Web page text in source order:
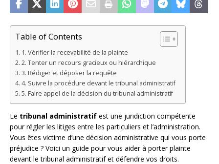
Table of Contents
1. Vérifier la recevabilité de la plainte
2. Tenter un recours gracieux ou hiérarchique
3. Rédiger et déposer la requête
4. Suivre la procédure devant le tribunal administratif
5. Faire appel de la décision du tribunal administratif
Le tribunal administratif est une juridiction compétente
pour régler les litiges entre les particuliers et l’administration.
Vous êtes victime d’une décision administrative qui vous porte
préjudice ? Voici un guide pour vous aider à porter plainte
devant le tribunal administratif et défendre vos droits.